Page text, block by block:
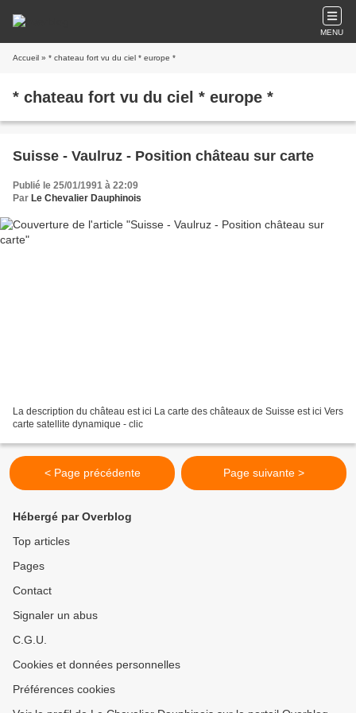
MENU
Accueil » * chateau fort vu du ciel * europe *
* chateau fort vu du ciel * europe *
Suisse - Vaulruz - Position château sur carte
Publié le 25/01/1991 à 22:09
Par Le Chevalier Dauphinois
La description du château est ici La carte des châteaux de Suisse est ici Vers
carte satellite dynamique - clic
< Page précédente Page suivante >
Hébergé par Overblog
Top articles
Pages
Contact
Signaler un abus
C.G.U.
Cookies et données personnelles
Préférences cookies